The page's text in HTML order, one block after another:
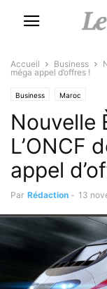
Accueil Business
méga appel d’offres !
Business Maroc
Nouvelle
L’ONCF
appel
Par Rédaction - 13